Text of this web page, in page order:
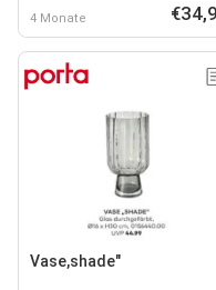
4 Monate
Vase,shade"